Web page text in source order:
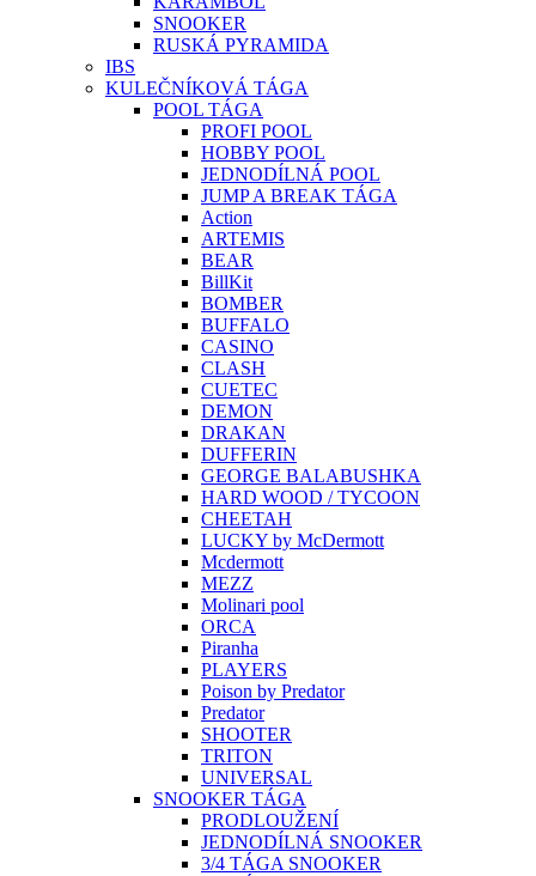
SNOOKER
RUSKÁ PYRAMIDA
IBS
KULEČNÍKOVÁ TÁGA
POOL TÁGA
PROFI POOL
HOBBY POOL
JEDNODÍLNÁ POOL
JUMP A BREAK TÁGA
Action
ARTEMIS
BEAR
BillKit
BOMBER
BUFFALO
CASINO
CLASH
CUETEC
DEMON
DRAKAN
DUFFERIN
GEORGE BALABUSHKA
HARD WOOD / TYCOON
CHEETAH
LUCKY by McDermott
Mcdermott
MEZZ
Molinari pool
ORCA
Piranha
PLAYERS
Poison by Predator
Predator
SHOOTER
TRITON
UNIVERSAL
SNOOKER TÁGA
PRODLOUŽENÍ
JEDNODÍLNÁ SNOOKER
3/4 TÁGA SNOOKER